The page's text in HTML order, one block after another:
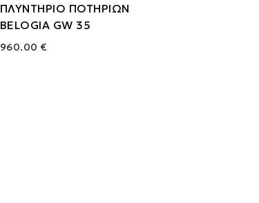
ΠΛΥΝΤΗΡΙΟ ΠΟΤΗΡΙΩΝ
BELOGIA GW 35
960.00 €